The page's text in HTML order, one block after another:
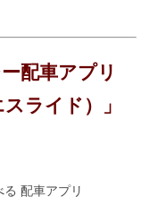
配車アプリ
ライド）」
配車アプリ